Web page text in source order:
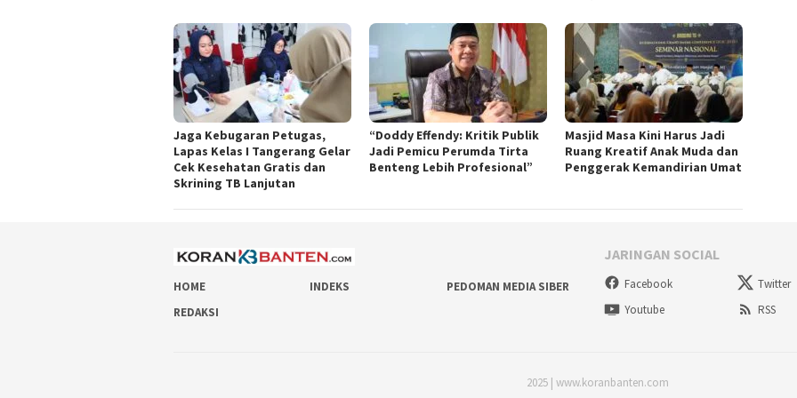
Jaga Kebugaran Petugas,
Lapas Kelas I Tangerang Gelar
Cek Kesehatan Gratis dan
Skrining TB Lanjutan
“Doddy Effendy: Kritik Publik
Jadi Pemicu Perumda Tirta
Benteng Lebih Profesional”
Masjid Masa Kini Harus Jadi
Ruang Kreatif Anak Muda dan
Penggerak Kemandirian Umat
HOME INDEKS
PEDOMAN MEDIA SIBER
REDAKSI
JARINGAN SOCIAL
Facebook Twitter
Youtube
RSS
2025 | www.koranbanten.com